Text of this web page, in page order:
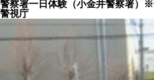
警察署一日体験（小金井警察署）
警視庁